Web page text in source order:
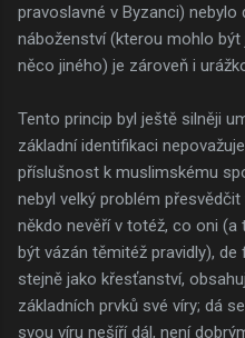
pravoslavné v Byzanci) nebylo
náboženství (kterou mohlo
něco jiného) je zároveň i
Tento princip byl ještě silněji
základní identifikaci
příslušnost k muslimskému
nebyl velký problém
někdo nevěří v totéž, co oni (a
být vázán těmitéž pravidly),
stejně jako křesťanství,
základních prvků své víry; dá
svou víru nešíří dál, není